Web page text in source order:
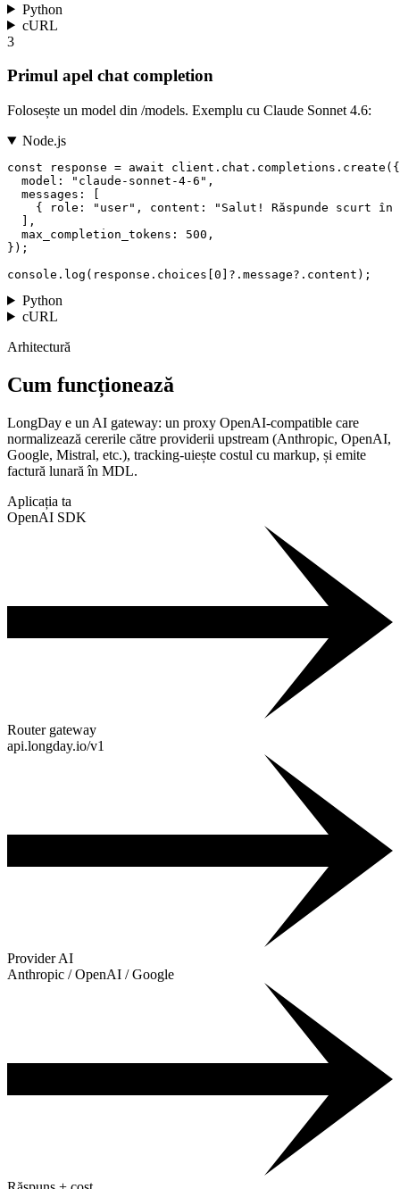
Python
cURL
3
Primul apel chat completion
Folosește un model din /models. Exemplu cu Claude Sonnet 4.6:
Node.js
const response = await client.chat.completions.create({
  model: "claude-sonnet-4-6",
  messages: [
{ role: "user", content: "Salut! Răspunde scurt în
  ],
  max_completion_tokens: 500,
});
console.log(response.choices[0]?.message?.content);
Python
cURL
Arhitectură
Cum funcționează
LongDay e un AI gateway: un proxy OpenAI-compatible care
normalizează cererile către providerii upstream (Anthropic, OpenAI,
Google, Mistral, etc.), tracking-uiește costul cu markup, și emite
factură lunară în MDL.
Aplicația ta
OpenAI SDK
Router gateway
api.longday.io/v1
Provider AI
Anthropic / OpenAI / Google